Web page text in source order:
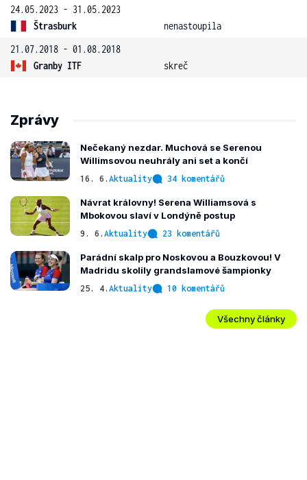
24.05.2023 - 31.05.2023
Štrasburk
nenastoupila
21.07.2018 - 01.08.2018
Granby ITF
skreč
Zprávy
Nečekaný nezdar. Muchová se Serenou
Willimsovou neuhrály ani set a končí
16. 6. Aktuality 34 komentářů
Návrat královny! Serena Williamsová s
Mbokovou slaví v Londýně postup
9. 6. Aktuality 23 komentářů
Parádní skalp pro Noskovou a Bouzkovou! V
Madridu skolily grandslamové šampionky
25. 4. Aktuality 10 komentářů
Všechny články